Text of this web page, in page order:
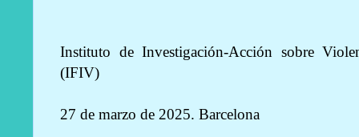
Instituto de Investigación-Acción sobre
(IFIV)
27 de marzo de 2025. Barcelona